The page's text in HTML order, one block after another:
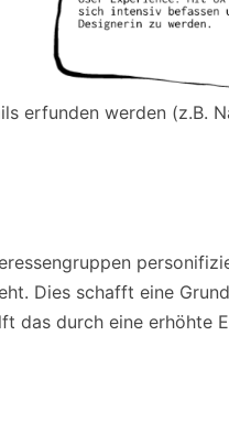
erfunden werden (z.B.
Dies schafft eine
das durch eine erhöhte